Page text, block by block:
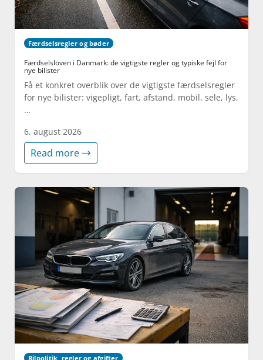
Færdselsregler og bøder
Færdselsloven i Danmark: de vigtigste regler og typiske fejl for
nye bilister
Få et konkret overblik over de vigtigste færdselsregler
for nye bilister: vigepligt, fart, afstand, mobil, sele, lys,
…
6. august 2026
Read more →
Bilpolitik, regler og afgifter